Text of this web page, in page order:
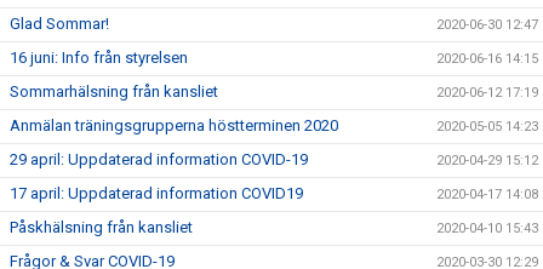
Glad Sommar! 2020-06-30 12:47
16 juni: Info från styrelsen 2020-06-16 14:15
Sommarhälsning från kansliet 2020-06-12 17:19
Anmälan träningsgrupperna höstterminen 2020 2020-05-05 14:23
29 april: Uppdaterad information COVID-19 2020-04-29 15:12
17 april: Uppdaterad information COVID19 2020-04-17 14:08
Påskhälsning från kansliet 2020-04-10 15:43
Frågor & Svar COVID-19 2020-03-30 12:29